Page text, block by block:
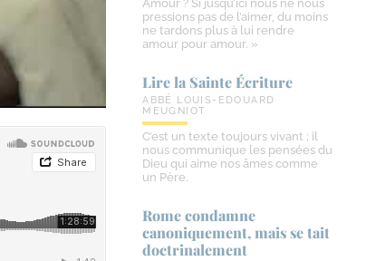
Amour ? Si jusqu’ici nous ne nous
pressions pas de l’aimer, du moins
ne tardons plus à lui rendre
amour pour amour. »
Lire la Sainte Écriture
ABBÉ LOUIS-EDOUARD
MEUGNIOT
C’est un texte toujours vivant ; il
nous communique les pensées du
Dieu qui aime nos âmes comme
un Père.
Rome condamne
canoniquement, mais se tait
doctrinalement